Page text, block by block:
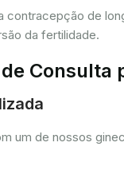
contracepção de
da fertilidade.
Consulta
um de nossos